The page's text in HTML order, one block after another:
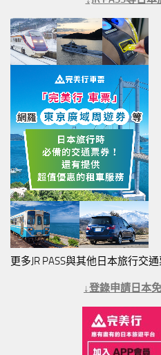
更多JR PASS與其他日本旅行交
↓登錄申請日本